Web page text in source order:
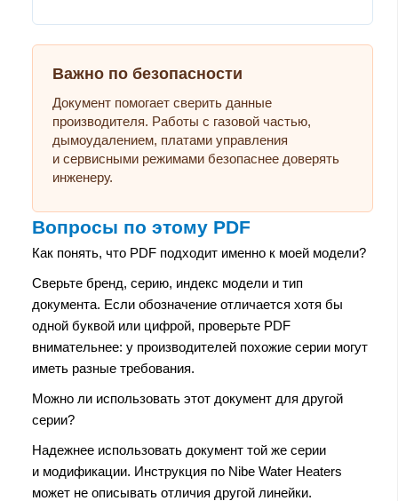
Важно по безопасности
Документ помогает сверить данные
производителя. Работы с газовой частью,
дымоудалением, платами управления
и сервисными режимами безопаснее доверять
инженеру.
Вопросы по этому PDF
Как понять, что PDF подходит именно к моей модели?
Сверьте бренд, серию, индекс модели и тип
документа. Если обозначение отличается хотя бы
одной буквой или цифрой, проверьте PDF
внимательнее: у производителей похожие серии могут
иметь разные требования.
Можно ли использовать этот документ для другой
серии?
Надежнее использовать документ той же серии
и модификации. Инструкция по Nibe Water Heaters
может не описывать отличия другой линейки.